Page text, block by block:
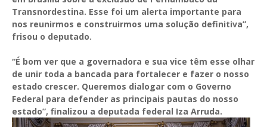
Transnordestina. Esse foi um alerta importante para
nos reunirmos e construirmos uma solução definitiva”,
frisou o deputado.
“É bom ver que a governadora e sua vice têm esse olhar
de unir toda a bancada para fortalecer e fazer o nosso
estado crescer. Queremos dialogar com o Governo
Federal para defender as principais pautas do nosso
estado”, finalizou a deputada federal Iza Arruda.